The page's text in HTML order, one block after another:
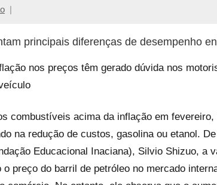
principais diferenças de desempenho
nos preços têm gerado dúvida nos
combustíveis acima da inflação em
na redução de custos, gasolina ou etanol.
Educacional Inaciana), Silvio Shizuo, a
preço do barril de petróleo no mercado